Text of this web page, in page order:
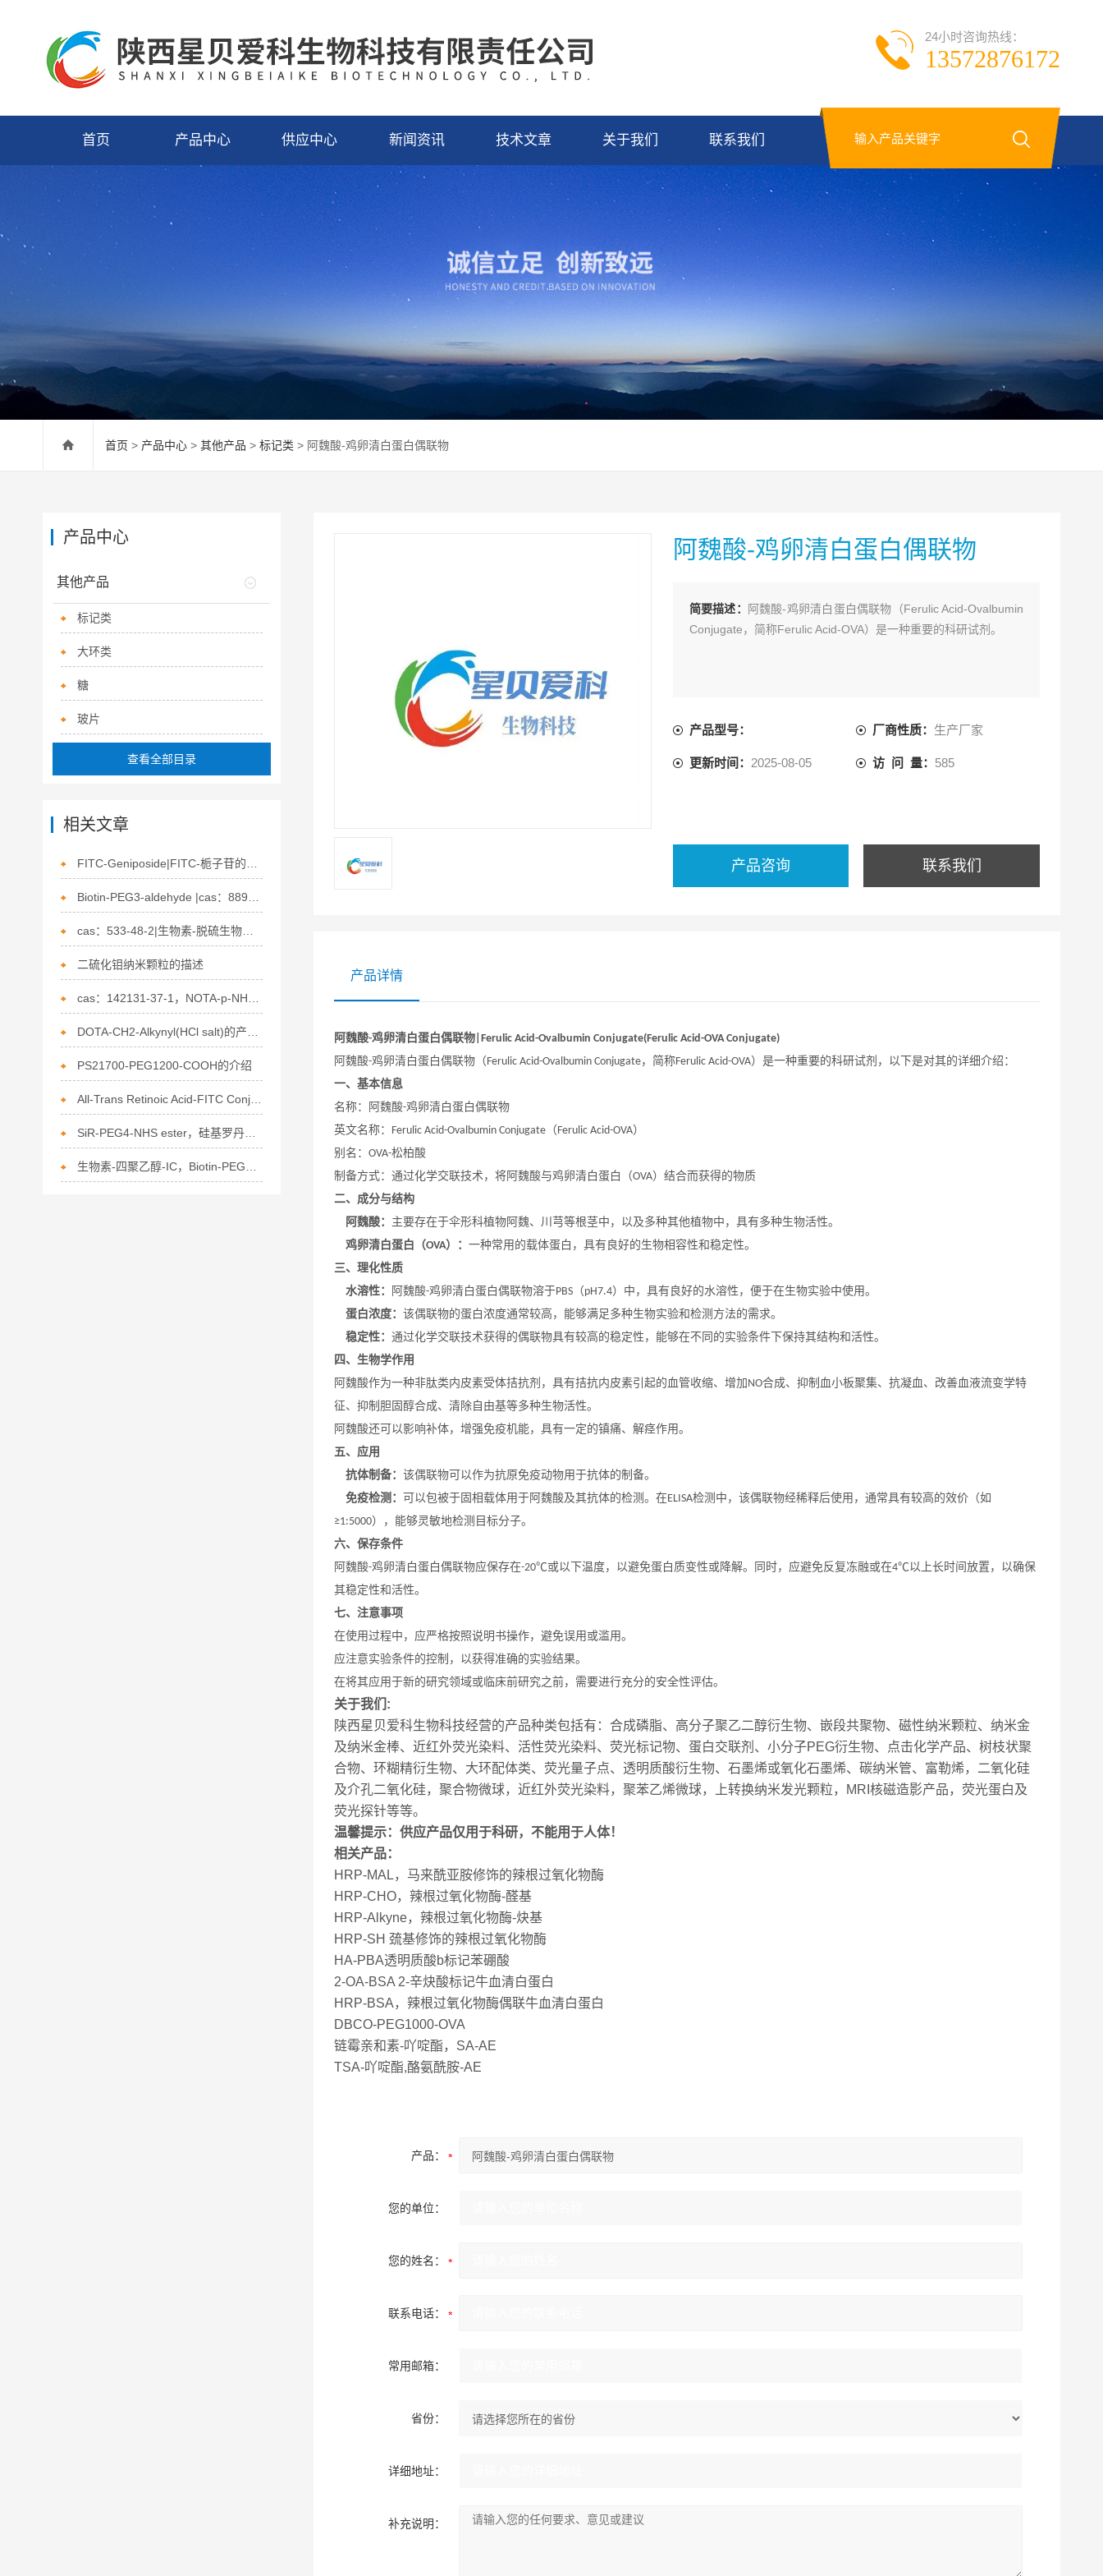
24小时咨询热线：
13572876172
首页 产品中心 供应中心 新闻资讯 技术文章 关于我们 联系我们
首页 > 产品中心 > 其他产品 > 标记类 > 阿魏酸-鸡卵清白蛋白偶联物
阿魏酸-鸡卵清白蛋白偶联物
简要描述：
阿魏酸-鸡卵清白蛋白偶联物（Ferulic Acid-Ovalbumin
Conjugate，简称Ferulic Acid-OVA）是一种重要的科研试剂。
产品型号： 厂商性质： 生产厂家
更新时间： 2025-08-05 访 问 量： 585
产品咨询 联系我们
产品详情
阿魏酸-鸡卵清白蛋白偶联物 Ferulic Acid-Ovalbumin Conjugate(Ferulic Acid-OVA Conjugate)
阿魏酸-鸡卵清白蛋白偶联物（Ferulic Acid-Ovalbumin Conjugate，简称Ferulic Acid-OVA）是一种重要的科研试剂，以下是对其的详细介绍：
一、基本信息
名称：阿魏酸-鸡卵清白蛋白偶联物
英文名称： Ferulic Acid-Ovalbumin Conjugate （Ferulic Acid-OVA）
别名： OVA-松柏酸
制备方式：通过化学交联技术，将阿魏酸与鸡卵清白蛋白（OVA）结合而获得的物质
二、成分与结构
阿魏酸： 主要存在于伞形科植物阿魏、川芎等根茎中，以及多种其他植物中，具有多种生物活性。
鸡卵清白蛋白（OVA）： 一种常用的载体蛋白，具有良好的生物相容性和稳定性。
三、理化性质
水溶性：
阿魏酸-鸡卵清白蛋白偶联物溶于PBS （pH7.4）中，具有良好的水溶性，便于在生物实验中使用。
蛋白浓度： 该偶联物的蛋白浓度通常较高，能够满足多种生物实验和检测方法的需求。
稳定性： 通过化学交联技术获得的偶联物具有较高的稳定性，能够在不同的实验条件下保持其结构和活性。
四、生物学作用
阿魏酸作为一种非肽类内皮素受体拮抗剂，具有拮抗内皮素引起的血管收缩、增加 NO合成、抑制血小板聚集、抗凝血、改善血液流变学特
征、抑制胆固醇合成、清除自由基等多种生物活性。
阿魏酸还可以影响补体，增强免疫机能，具有一定的镇痛、解痉作用。
五、应用
抗体制备： 该偶联物可以作为抗原免疫动物用于抗体的制备。
免疫检测：
可以包被于固相载体用于阿魏酸及其抗体的检测。在ELISA检测中，该偶联物经稀释后使用，通常具有较高的效价（如
≥1:5000），能够灵敏地检测目标分子。
六、保存条件
阿魏酸-鸡卵清白蛋白偶联物应保存在-20℃或以下温度，以避免蛋白质变性或降解。同时，应避免反复冻融或在4℃以上长时间放置，以确保
其稳定性和活性。
七、注意事项
在使用过程中，应严格按照说明书操作，避免误用或滥用。
应注意实验条件的控制，以获得准确的实验结果。
在将其应用于新的研究领域或临床前研究之前，需要进行充分的安全性评估。
关于我们:
陕西星贝爱科生物科技经营的产品种类包括有：合成磷脂、高分子聚乙二醇衍生物、嵌段共聚物、磁性纳米颗粒、纳米金
及纳米金棒、近红外荧光染料、活性荧光染料、荧光标记物、蛋白交联剂、小分子PEG衍生物、点击化学产品、树枝状聚
合物、环糊精衍生物、大环配体类、荧光量子点、透明质酸衍生物、石墨烯或氧化石墨烯、碳纳米管、富勒烯，二氧化硅
及介孔二氧化硅，聚合物微球，近红外荧光染料，聚苯乙烯微球，上转换纳米发光颗粒，MRI核磁造影产品，荧光蛋白及
荧光探针等等。
温馨提示：供应产品仅用于科研，不能用于人体！
相关产品：
HRP-MAL，马来酰亚胺修饰的辣根过氧化物酶
HRP-CHO，辣根过氧化物酶-醛基
HRP-Alkyne，辣根过氧化物酶-炔基
HRP-SH 巯基修饰的辣根过氧化物酶
HA-PBA透明质酸b标记苯硼酸
2-OA-BSA 2-辛炔酸标记牛血清白蛋白
HRP-BSA，辣根过氧化物酶偶联牛血清白蛋白
DBCO-PEG1000-OVA
链霉亲和素-吖啶酯，SA-AE
TSA-吖啶酯,酪氨酰胺-AE
产品：
您的单位：
您的姓名：
联系电话：
常用邮箱：
省份：
详细地址：
补充说明：
产品中心
其他产品
标记类
大环类
糖
玻片
查看全部目录
相关文章
cas：533-48-2|生物素-脱硫生物素|Dethiobiotin的描述
二硫化钼纳米颗粒的描述
PS21700-PEG1200-COOH的介绍
All-Trans Retinoic Acid-FITC Conjugate，维甲酸-荧光素标记物的描述
SiR-PEG4-NHS ester，硅基罗丹明-四聚乙二醇-琥珀酰亚胺酯的介绍